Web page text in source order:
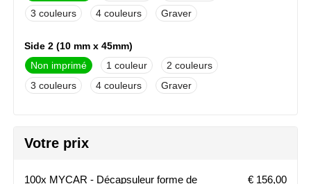
Peekay
Philips
Retulp
Skross
3
4 Graver
Side 2 (10 mm x 45mm)
Non imprimé
1
2
3
4 Graver
Votre prix
100x MYCAR - Décapsuleur forme de € 156,00